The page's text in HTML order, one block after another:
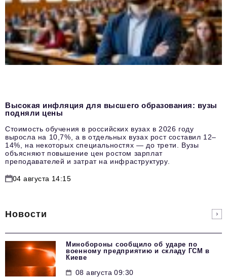
Высокая инфляция для высшего образования: вузы
подняли цены
Стоимость обучения в российских вузах в 2026 году
выросла на 10,7%, а в отдельных вузах рост составил 12–
14%, на некоторых специальностях — до трети. Вузы
объясняют повышение цен ростом зарплат
преподавателей и затрат на инфраструктуру.
04 августа 14:15
Новости
Минобороны сообщило об ударе по
военному предприятию и складу ГСМ в
Киеве
08 августа 09:30